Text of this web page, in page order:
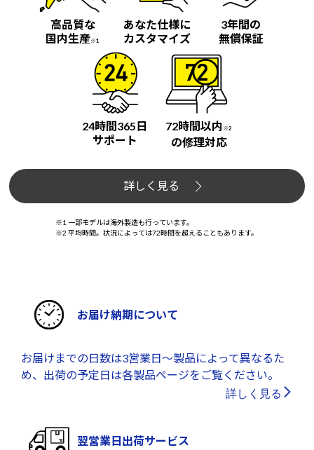
高品質な
国内生産※1
あなた仕様に
カスタマイズ
3年間の
無償保証
24時間365日
サポート
72時間以内 ※2
の修理対応
詳しく見る
※1 一部モデルは海外製造も行っています。
※2 平均時間。状況によっては72時間を超えることもあります。
お届け納期について
お届けまでの日数は3営業日～製品によって異なるた
め、出荷の予定日は各製品ページをご覧ください。
詳しく見る
翌営業日出荷サービス